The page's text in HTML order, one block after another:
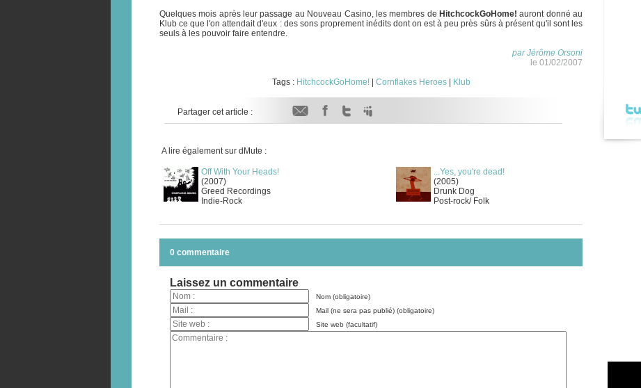
Quelques mois après leur passage au Nouveau Casino, les membres de HitchcockGoHome! auront donné au
Klub ce que l'on attendait d'eux : des sons proprement inédits dont on est à peu près sûrs à présent qu'il sont les
seuls à les pouvoir faire entendre.
par Jérôme Orsoni
le 01/02/2007
Tags : HitchcockGoHome!| Cornflakes Heroes| Klub
Partager cet article :
A lire également sur dMute :
Off With Your Heads!
(2007)
Greed Recordings
Indie-Rock
...Yes, you're dead!
(2005)
Drunk Dog
Post-rock/ Folk
0 commentaire
Laissez un commentaire
Nom (obligatoire)
Mail (ne sera pas publié) (obligatoire)
Site web (facultatif)